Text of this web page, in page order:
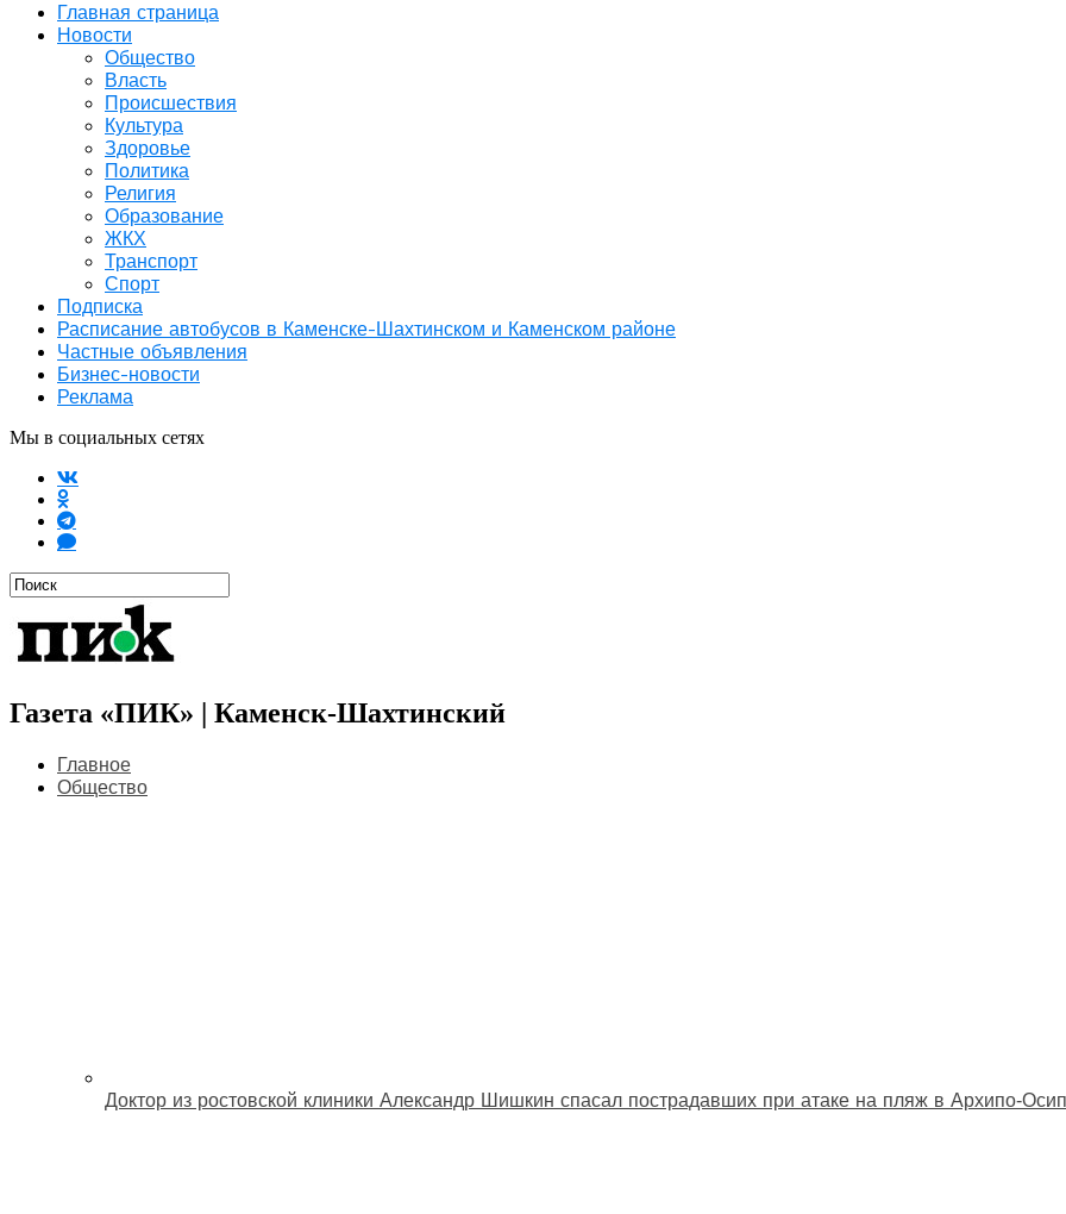
Главная страница
Новости
Общество
Власть
Происшествия
Культура
Здоровье
Политика
Религия
Образование
ЖКХ
Транспорт
Спорт
Подписка
Расписание автобусов в Каменске-Шахтинском и Каменском районе
Частные объявления
Бизнес-новости
Реклама
Мы в социальных сетях
Газета «ПИК» | Каменск-Шахтинский
Главное
Общество
Доктор из ростовской клиники Александр Шишкин спасал пострадавших при атаке на пляж в